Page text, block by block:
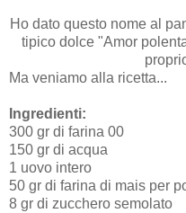
Ho dato questo nome al
tipico dolce "Amor
Ma veniamo alla ricetta...
Ingredienti:
300 gr di farina 00
150 gr di acqua
1 uovo intero
50 gr di farina di mais per
8 gr di zucchero semolato